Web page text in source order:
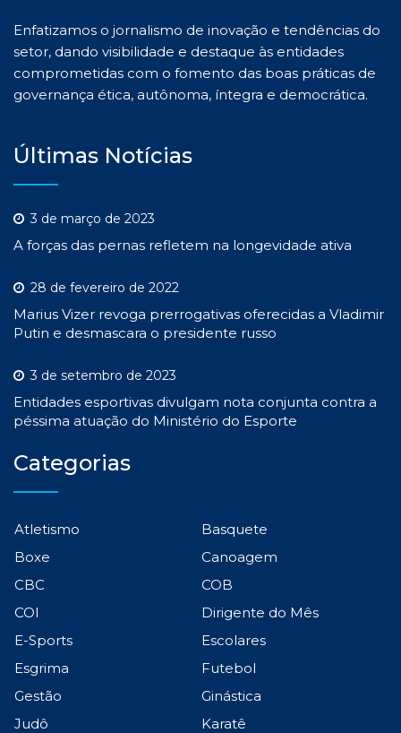
Enfatizamos o jornalismo de inovação e tendências do
setor, dando visibilidade e destaque às entidades
comprometidas com o fomento das boas práticas de
governança ética, autônoma, íntegra e democrática.
Últimas Notícias
3 de março de 2023
A forças das pernas refletem na longevidade ativa
28 de fevereiro de 2022
Marius Vizer revoga prerrogativas oferecidas a Vladimir
Putin e desmascara o presidente russo
3 de setembro de 2023
Entidades esportivas divulgam nota conjunta contra a
péssima atuação do Ministério do Esporte
Categorias
Atletismo
Basquete
Boxe
Canoagem
CBC
COB
COI
Dirigente do Mês
E-Sports
Escolares
Esgrima
Futebol
Gestão
Ginástica
Judô
Karatê